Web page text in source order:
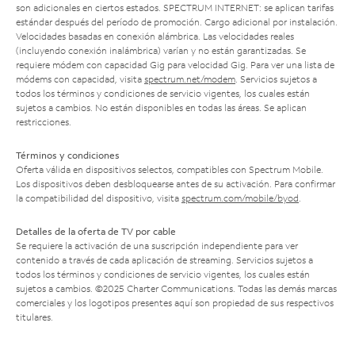
son adicionales en ciertos estados. SPECTRUM INTERNET: se aplican tarifas
estándar después del período de promoción. Cargo adicional por instalación.
Velocidades basadas en conexión alámbrica. Las velocidades reales
(incluyendo conexión inalámbrica) varían y no están garantizadas. Se
requiere módem con capacidad Gig para velocidad Gig. Para ver una lista de
módems con capacidad, visita spectrum.net/modem . Servicios sujetos a
todos los términos y condiciones de servicio vigentes, los cuales están
sujetos a cambios. No están disponibles en todas las áreas. Se aplican
restricciones.
Términos y condiciones
Oferta válida en dispositivos selectos, compatibles con Spectrum Mobile.
Los dispositivos deben desbloquearse antes de su activación. Para confirmar
la compatibilidad del dispositivo, visita spectrum.com/mobile/byod
Detalles de la oferta de TV por cable
Se requiere la activación de una suscripción independiente para ver
contenido a través de cada aplicación de streaming. Servicios sujetos a
todos los términos y condiciones de servicio vigentes, los cuales están
sujetos a cambios. ©2025 Charter Communications. Todas las demás marcas
comerciales y los logotipos presentes aquí son propiedad de sus respectivos
titulares.